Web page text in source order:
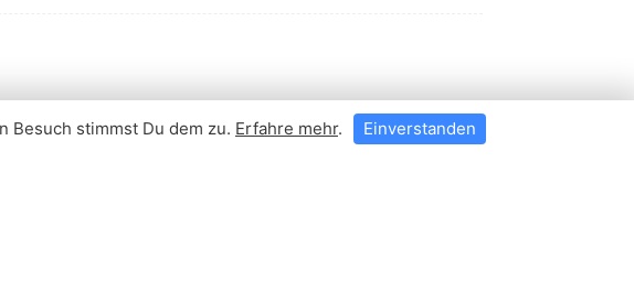
Besuch stimmst Du dem zu. Erfahre mehr. Einverstanden